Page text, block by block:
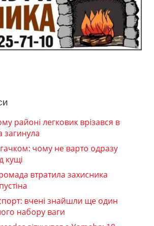
районі легковик врізався в
загинула
гачком: чому не варто одразу
кущі
втратила захисника
спорт: вчені знайшли ще один
набору ваги